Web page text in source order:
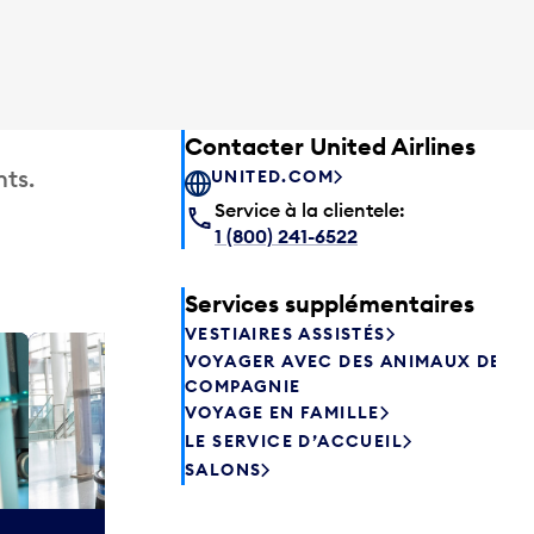
Salon
avant de
Contacter United Airlines
UNITED.COM
Service à la clientele:
1 (800) 241-6522
Services supplémentaires
VESTIAIRES ASSISTÉS
VOYAGER AVEC DES ANIMAUX DE
COMPAGNIE
VOYAGE EN FAMILLE
LE SERVICE D’ACCUEIL
SALONS